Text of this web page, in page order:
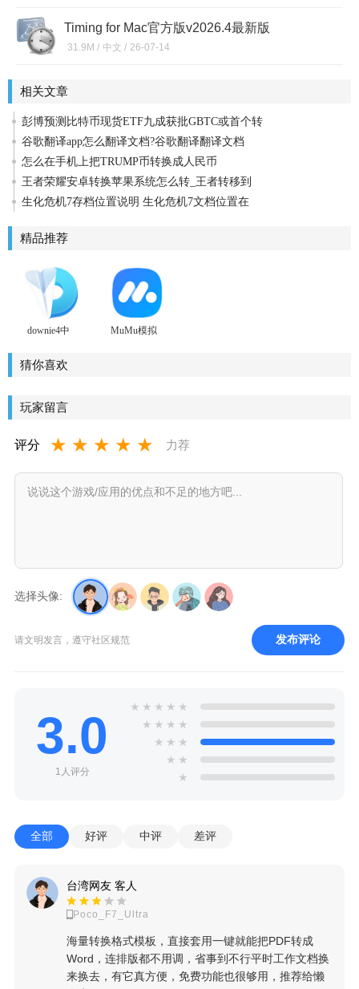
Timing for Mac官方版v2026.4最新版
31.9M / 中文 / 26-07-14
相关文章
彭博预测比特币现货ETF九成获批GBTC或首个转
谷歌翻译app怎么翻译文档?谷歌翻译翻译文档
怎么在手机上把TRUMP币转换成人民币
王者荣耀安卓转换苹果系统怎么转_王者转移到
生化危机7存档位置说明 生化危机7文档位置在
精品推荐
downie4中
活
MuMu模拟
猜你喜欢
玩家留言
评分 ★ ★ ★ ★ ★ 力荐
选择头像:
请文明发言，遵守社区规范 发布评论
3.0
1人评分
★ ★ ★ ★ ★
★ ★ ★ ★
★ ★ ★
★ ★
★
全部 好评 中评 差评
台湾网友 客人
Poco_F7_Ultra
海量转换格式模板，直接套用一键就能把PDF转成
Word，连排版都不用调，省事到不行平时工作文档换
来换去，有它真方便，免费功能也很够用，推荐给懒